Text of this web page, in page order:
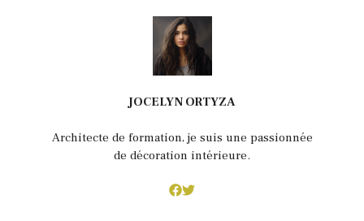
JOCELYN ORTYZA
Architecte de formation, je suis une passionnée
de décoration intérieure.